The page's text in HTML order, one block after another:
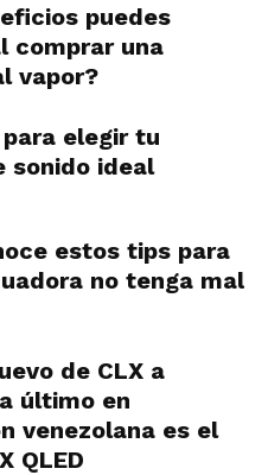
puedes
comprar una
vapor?
para elegir tu
sonido ideal
estos tips para
no tenga mal
de CLX a
último en
venezolana es el
QLED